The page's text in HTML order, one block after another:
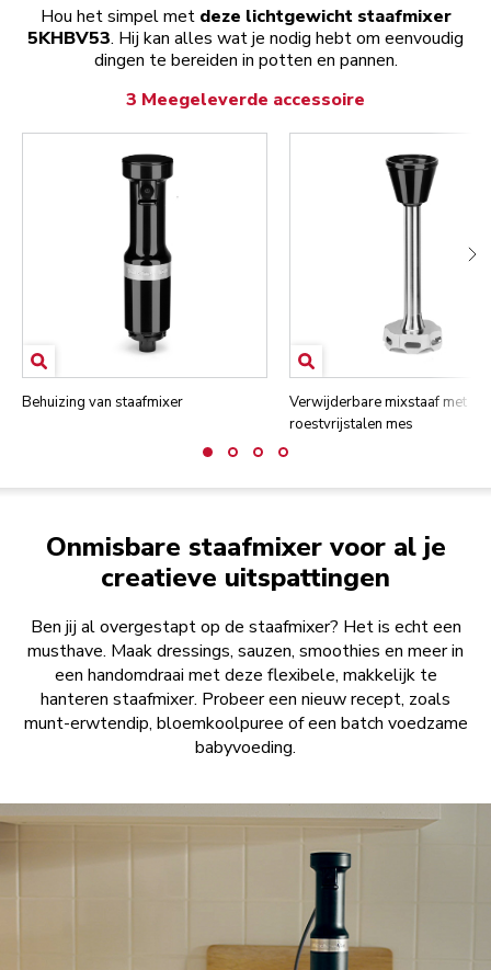
Hou het simpel met deze lichtgewicht staafmixer
5KHBV53. Hij kan alles wat je nodig hebt om eenvoudig
dingen te bereiden in potten en pannen.
3 Meegeleverde accessoire
Behuizing van staafmixer
Verwijderbare mixstaaf met
roestvrijstalen mes
Onmisbare staafmixer voor al je
creatieve uitspattingen
Ben jij al overgestapt op de staafmixer? Het is echt een
musthave. Maak dressings, sauzen, smoothies en meer in
een handomdraai met deze flexibele, makkelijk te
hanteren staafmixer. Probeer een nieuw recept, zoals
munt-erwtendip, bloemkoolpuree of een batch voedzame
babyvoeding.